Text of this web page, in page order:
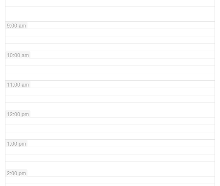
9:00 am
10:00 am
11:00 am
12:00 pm
1:00 pm
2:00 pm